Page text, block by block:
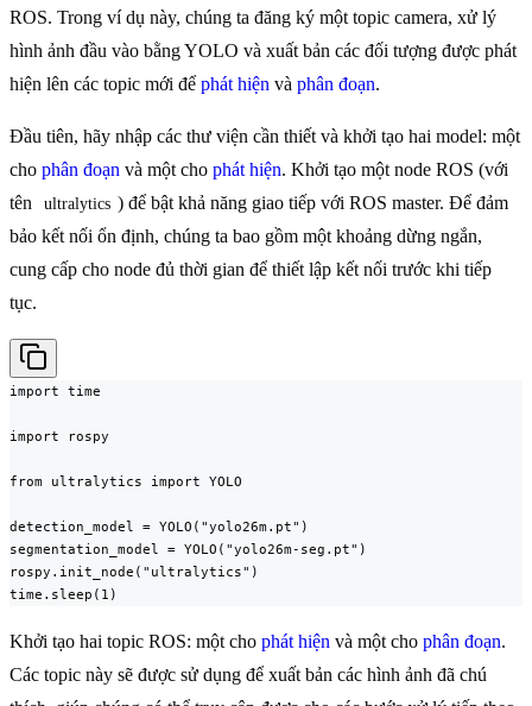
ROS. Trong ví dụ này, chúng ta đăng ký một topic camera, xử lý
hình ảnh đầu vào bằng YOLO và xuất bản các đối tượng được phát
hiện lên các topic mới để phát hiện và phân đoạn.
Đầu tiên, hãy nhập các thư viện cần thiết và khởi tạo hai model: một
cho phân đoạn và một cho phát hiện. Khởi tạo một node ROS (với
tên
ultralytics ) để bật khả năng giao tiếp với ROS master. Để đảm
bảo kết nối ổn định, chúng ta bao gồm một khoảng dừng ngắn,
cung cấp cho node đủ thời gian để thiết lập kết nối trước khi tiếp
tục.
import time
import rospy
from ultralytics import YOLO
detection_model = YOLO("yolo26m.pt")
segmentation_model = YOLO("yolo26m-seg.pt")
rospy.init_node("ultralytics")
time.sleep(1)
Khởi tạo hai topic ROS: một cho phát hiện và một cho phân đoạn.
Các topic này sẽ được sử dụng để xuất bản các hình ảnh đã chú